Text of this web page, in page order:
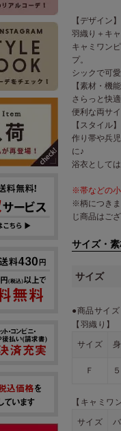
【デザイン】
羽織り＋キ
キャミワン
プ。
シックで可
【素材・機能
さらっと快
便利な両サ
【スタイル】
作り帯や兵
に♪
浴衣として
※帯などの小
※柄につきま
じ商品はご
サイズ・
サイズ
●商品サイズ
【羽織り】
サイズ
Ｆ
【キャミワ
サイズ